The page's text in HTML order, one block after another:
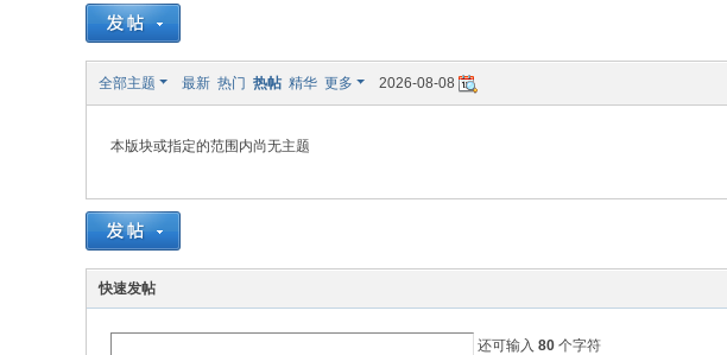
音
乐
网全部主题 最新 热门 热帖 精华 更多 2026-08-08
本版块或指定的范围内尚无主题
快速发帖
还可输入 80 个字符